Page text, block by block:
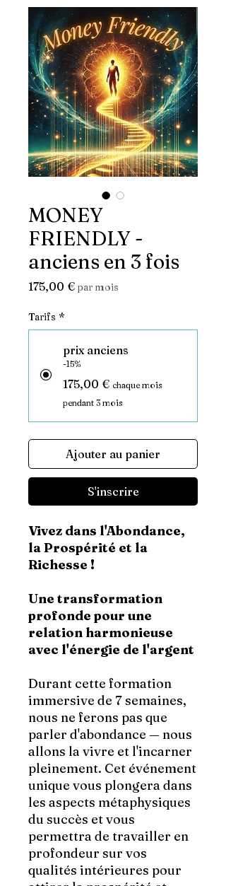
MONEY
FRIENDLY -
anciens en 3 fois
175,00 €Prix
par mois
Tarifs *
prix anciens
-15%
175,00 € chaque mois
pendant 3 mois
Ajouter au panier
S'inscrire
Vivez dans l'Abondance,
la Prospérité et la
Richesse !
Une transformation
profonde pour une
relation harmonieuse
avec l'énergie de l'argent
Durant cette formation
immersive de 7 semaines,
nous ne ferons pas que
parler d'abondance — nous
allons la vivre et l'incarner
pleinement. Cet événement
unique vous plongera dans
les aspects métaphysiques
du succès et vous
permettra de travailler en
profondeur sur vos
qualités intérieures pour